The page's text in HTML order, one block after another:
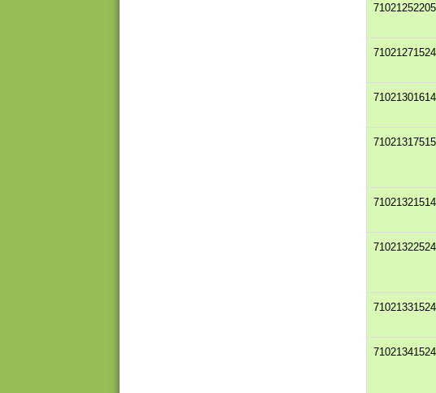
71021252205
71021271524
71021301614
71021317515
71021321514
71021322524
71021331524
71021341524